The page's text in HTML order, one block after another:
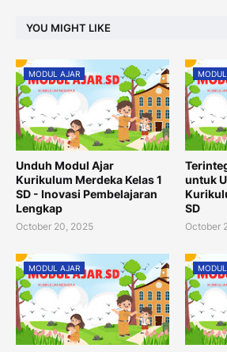
YOU MIGHT LIKE
MODUL AJAR
Unduh Modul Ajar
Kurikulum Merdeka Kelas 1
SD - Inovasi Pembelajaran
Lengkap
October 20, 2025
untuk
SD
October
MODUL AJAR